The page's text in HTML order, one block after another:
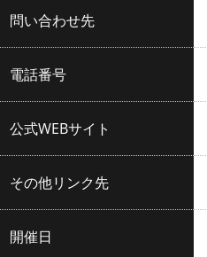
問い合わせ先
電話番号
公式WEBサイト
その他リンク先
開催日